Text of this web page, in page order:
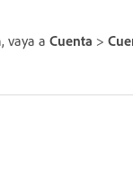
vaya a Cuenta >